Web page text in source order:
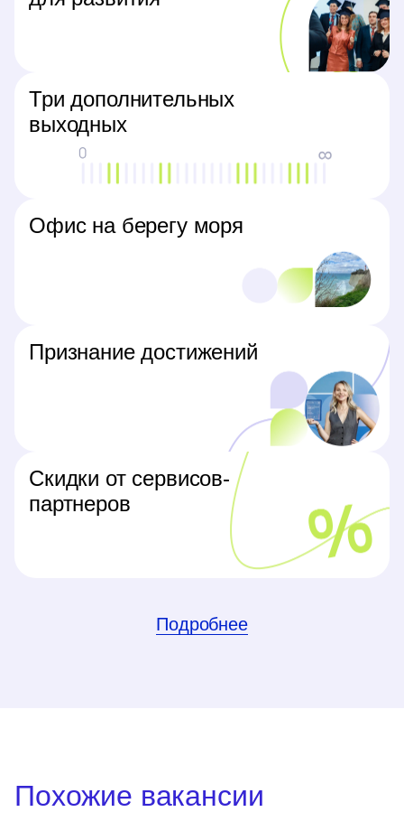
Офис на берегу моря
Три дополнительных
выходных
Признание достижений
Скидки от сервисов-
партнеров
Подробнее
Похожие вакансии